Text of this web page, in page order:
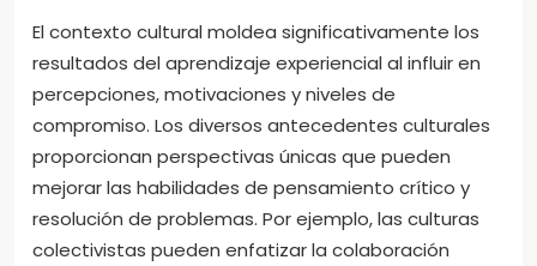
El contexto cultural moldea significativamente los
resultados del aprendizaje experiencial al influir en
percepciones, motivaciones y niveles de
compromiso. Los diversos antecedentes culturales
proporcionan perspectivas únicas que pueden
mejorar las habilidades de pensamiento crítico y
resolución de problemas. Por ejemplo, las culturas
colectivistas pueden enfatizar la colaboración